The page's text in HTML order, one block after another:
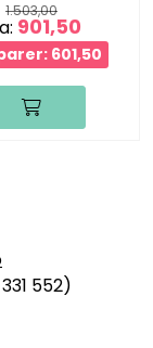
1.503,00
901,50
601,50
552)